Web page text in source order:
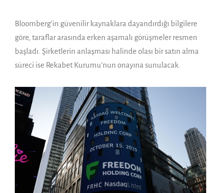
Bloomberg’in güvenilir kaynaklara dayandırdığı bilgilere
göre, taraflar arasında erken aşamalı görüşmeler resmen
başladı. Şirketlerin anlaşması halinde olası bir satın alma
süreci ise Rekabet Kurumu’nun onayına sunulacak.